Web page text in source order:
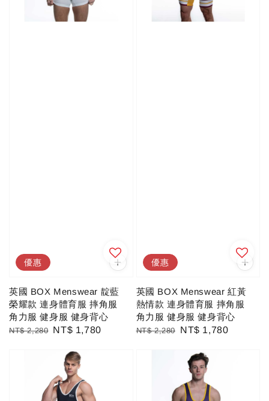
優惠
英國 BOX Menswear 靛藍
榮耀款 連身體育服 摔角服
角力服 健身服 健身背心
Regular
NT$ 2,280 Sale
NT$ 1,780
優惠
英國 BOX Menswear 紅黃
熱情款 連身體育服 摔角服
角力服 健身服 健身背心
Regular
NT$ 2,280
Sale
NT$ 1,780